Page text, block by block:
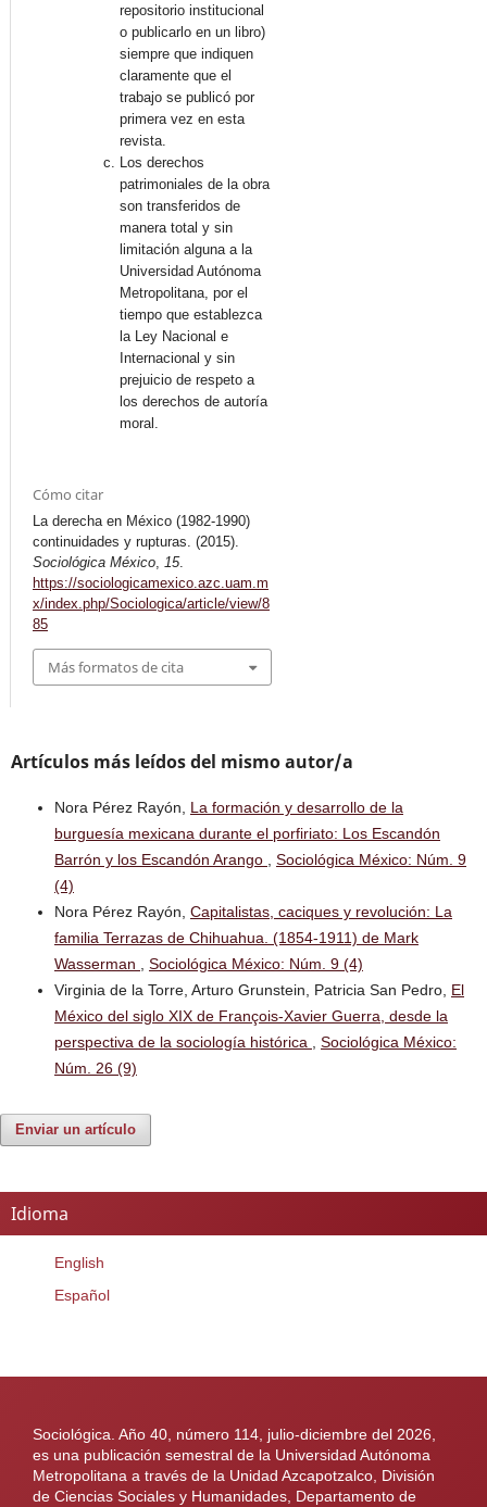
repositorio institucional
o publicarlo en un libro)
siempre que indiquen
claramente que el
trabajo se publicó por
primera vez en esta
revista.
Los derechos
patrimoniales de la obra
son transferidos de
manera total y sin
limitación alguna a la
Universidad Autónoma
Metropolitana, por el
tiempo que establezca
la Ley Nacional e
Internacional y sin
prejuicio de respeto a
los derechos de autoría
moral.
Cómo citar
La derecha en México (1982-1990)
continuidades y rupturas. (2015).
Sociológica México
15.
https://sociologicamexico.azc.uam.m
x/index.php/Sociologica/article/view/8
85
Más formatos de cita
Artículos más leídos del mismo autor/a
Nora Pérez Rayón, La formación y desarrollo de la
burguesía mexicana durante el porfiriato: Los Escandón
Barrón y los Escandón Arango , Sociológica México: Núm. 9
(4)
Nora Pérez Rayón, Capitalistas, caciques y revolución: La
familia Terrazas de Chihuahua. (1854-1911) de Mark
Wasserman , Sociológica México: Núm. 9 (4)
Virginia de la Torre, Arturo Grunstein, Patricia San Pedro, El
México del siglo XIX de François-Xavier Guerra, desde la
perspectiva de la sociología histórica , Sociológica México:
Núm. 26 (9)
Enviar un artículo
Idioma
English
Español
Sociológica. Año 40, número 114, julio-diciembre del 2026,
es una publicación semestral de la Universidad Autónoma
Metropolitana a través de la Unidad Azcapotzalco, División
de Ciencias Sociales y Humanidades, Departamento de